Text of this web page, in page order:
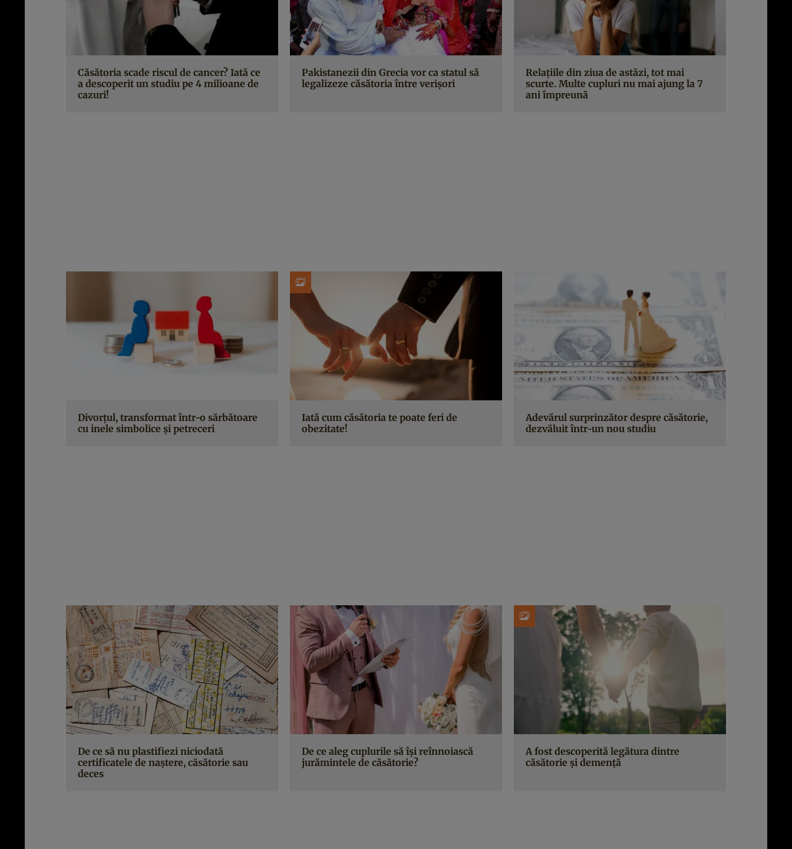
Căsătoria scade riscul de cancer? Iată ce
a descoperit un studiu pe 4 milioane de
cazuri!
Pakistanezii din Grecia vor ca statul să
legalizeze căsătoria între verișori
Relațiile din ziua de astăzi, tot mai
scurte. Multe cupluri nu mai ajung la 7
ani împreună
Divorțul, transformat într-o sărbătoare
cu inele simbolice și petreceri
Iată cum căsătoria te poate feri de
obezitate!
Adevărul surprinzător despre căsătorie,
dezvăluit într-un nou studiu
De ce să nu plastifiezi niciodată
certificatele de naștere, căsătorie sau
deces
De ce aleg cuplurile să își reînnoiască
jurămintele de căsătorie?
A fost descoperită legătura dintre
căsătorie și demență